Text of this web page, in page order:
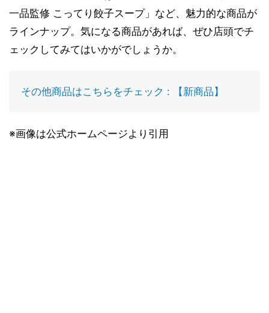
一品監修 こってり餃子スープ」など、魅力的な商品が
ラインナップ。気になる商品があれば、ぜひ店頭でチ
ェックしてみてはいかがでしょうか。
その他商品はこちらをチェック : 【新商品】
※画像は公式ホームページより引用